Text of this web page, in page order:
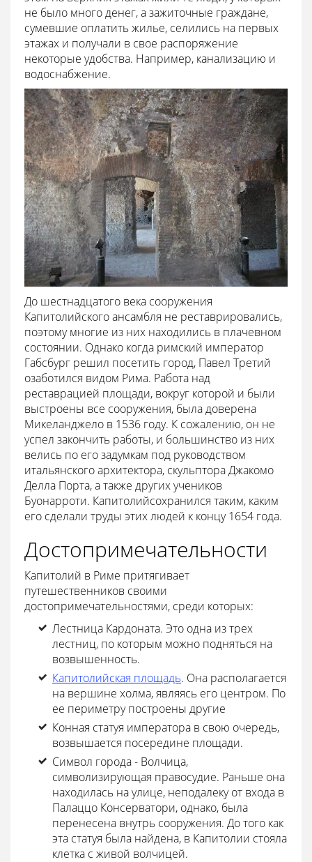
не было много денег, а зажиточные граждане,
сумевшие оплатить жилье, селились на первых
этажах и получали в свое распоряжение
некоторые удобства. Например, канализацию и
водоснабжение.
До шестнадцатого века сооружения
Капитолийского ансамбля не реставрировались,
поэтому многие из них находились в плачевном
состоянии. Однако когда римский император
Габсбург решил посетить город, Павел Третий
озаботился видом Рима. Работа над
реставрацией площади, вокруг которой и были
выстроены все сооружения, была доверена
Микеланджело в 1536 году. К сожалению, он не
успел закончить работы, и большинство из них
велись по его задумкам под руководством
итальянского архитектора, скульптора Джакомо
Делла Порта, а также других учеников
Буонарроти. Капитолийсохранился таким, каким
его сделали труды этих людей к концу 1654 года.
Достопримечательности
Капитолий в Риме притягивает
путешественников своими
достопримечательностями, среди которых:
Лестница Кардоната. Это одна из трех
лестниц, по которым можно подняться на
возвышенность.
Капитолийская площадь. Она располагается
на вершине холма, являясь его центром. По
ее периметру построены другие
Конная статуя императора в свою очередь,
возвышается посередине площади.
Символ города - Волчица,
символизирующая правосудие. Раньше она
находилась на улице, неподалеку от входа в
Палаццо Консерватори, однако, была
перенесена внутрь сооружения. До того как
эта статуя была найдена, в Капитолии стояла
клетка с живой волчицей.